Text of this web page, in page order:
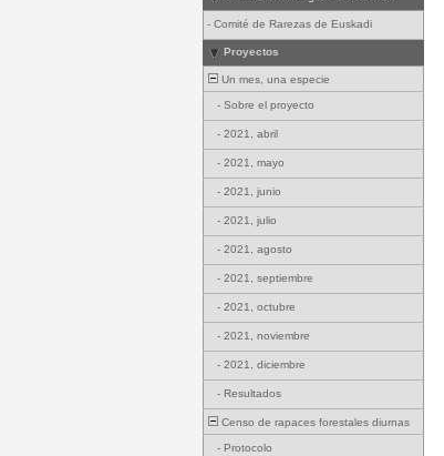
- Comité de Rarezas de Euskadi
Proyectos
Un mes, una especie
- Sobre el proyecto
- 2021, abril
- 2021, mayo
- 2021, junio
- 2021, julio
- 2021, agosto
- 2021, septiembre
- 2021, octubre
- 2021, noviembre
- 2021, diciembre
- Resultados
Censo de rapaces forestales diurnas
- Protocolo